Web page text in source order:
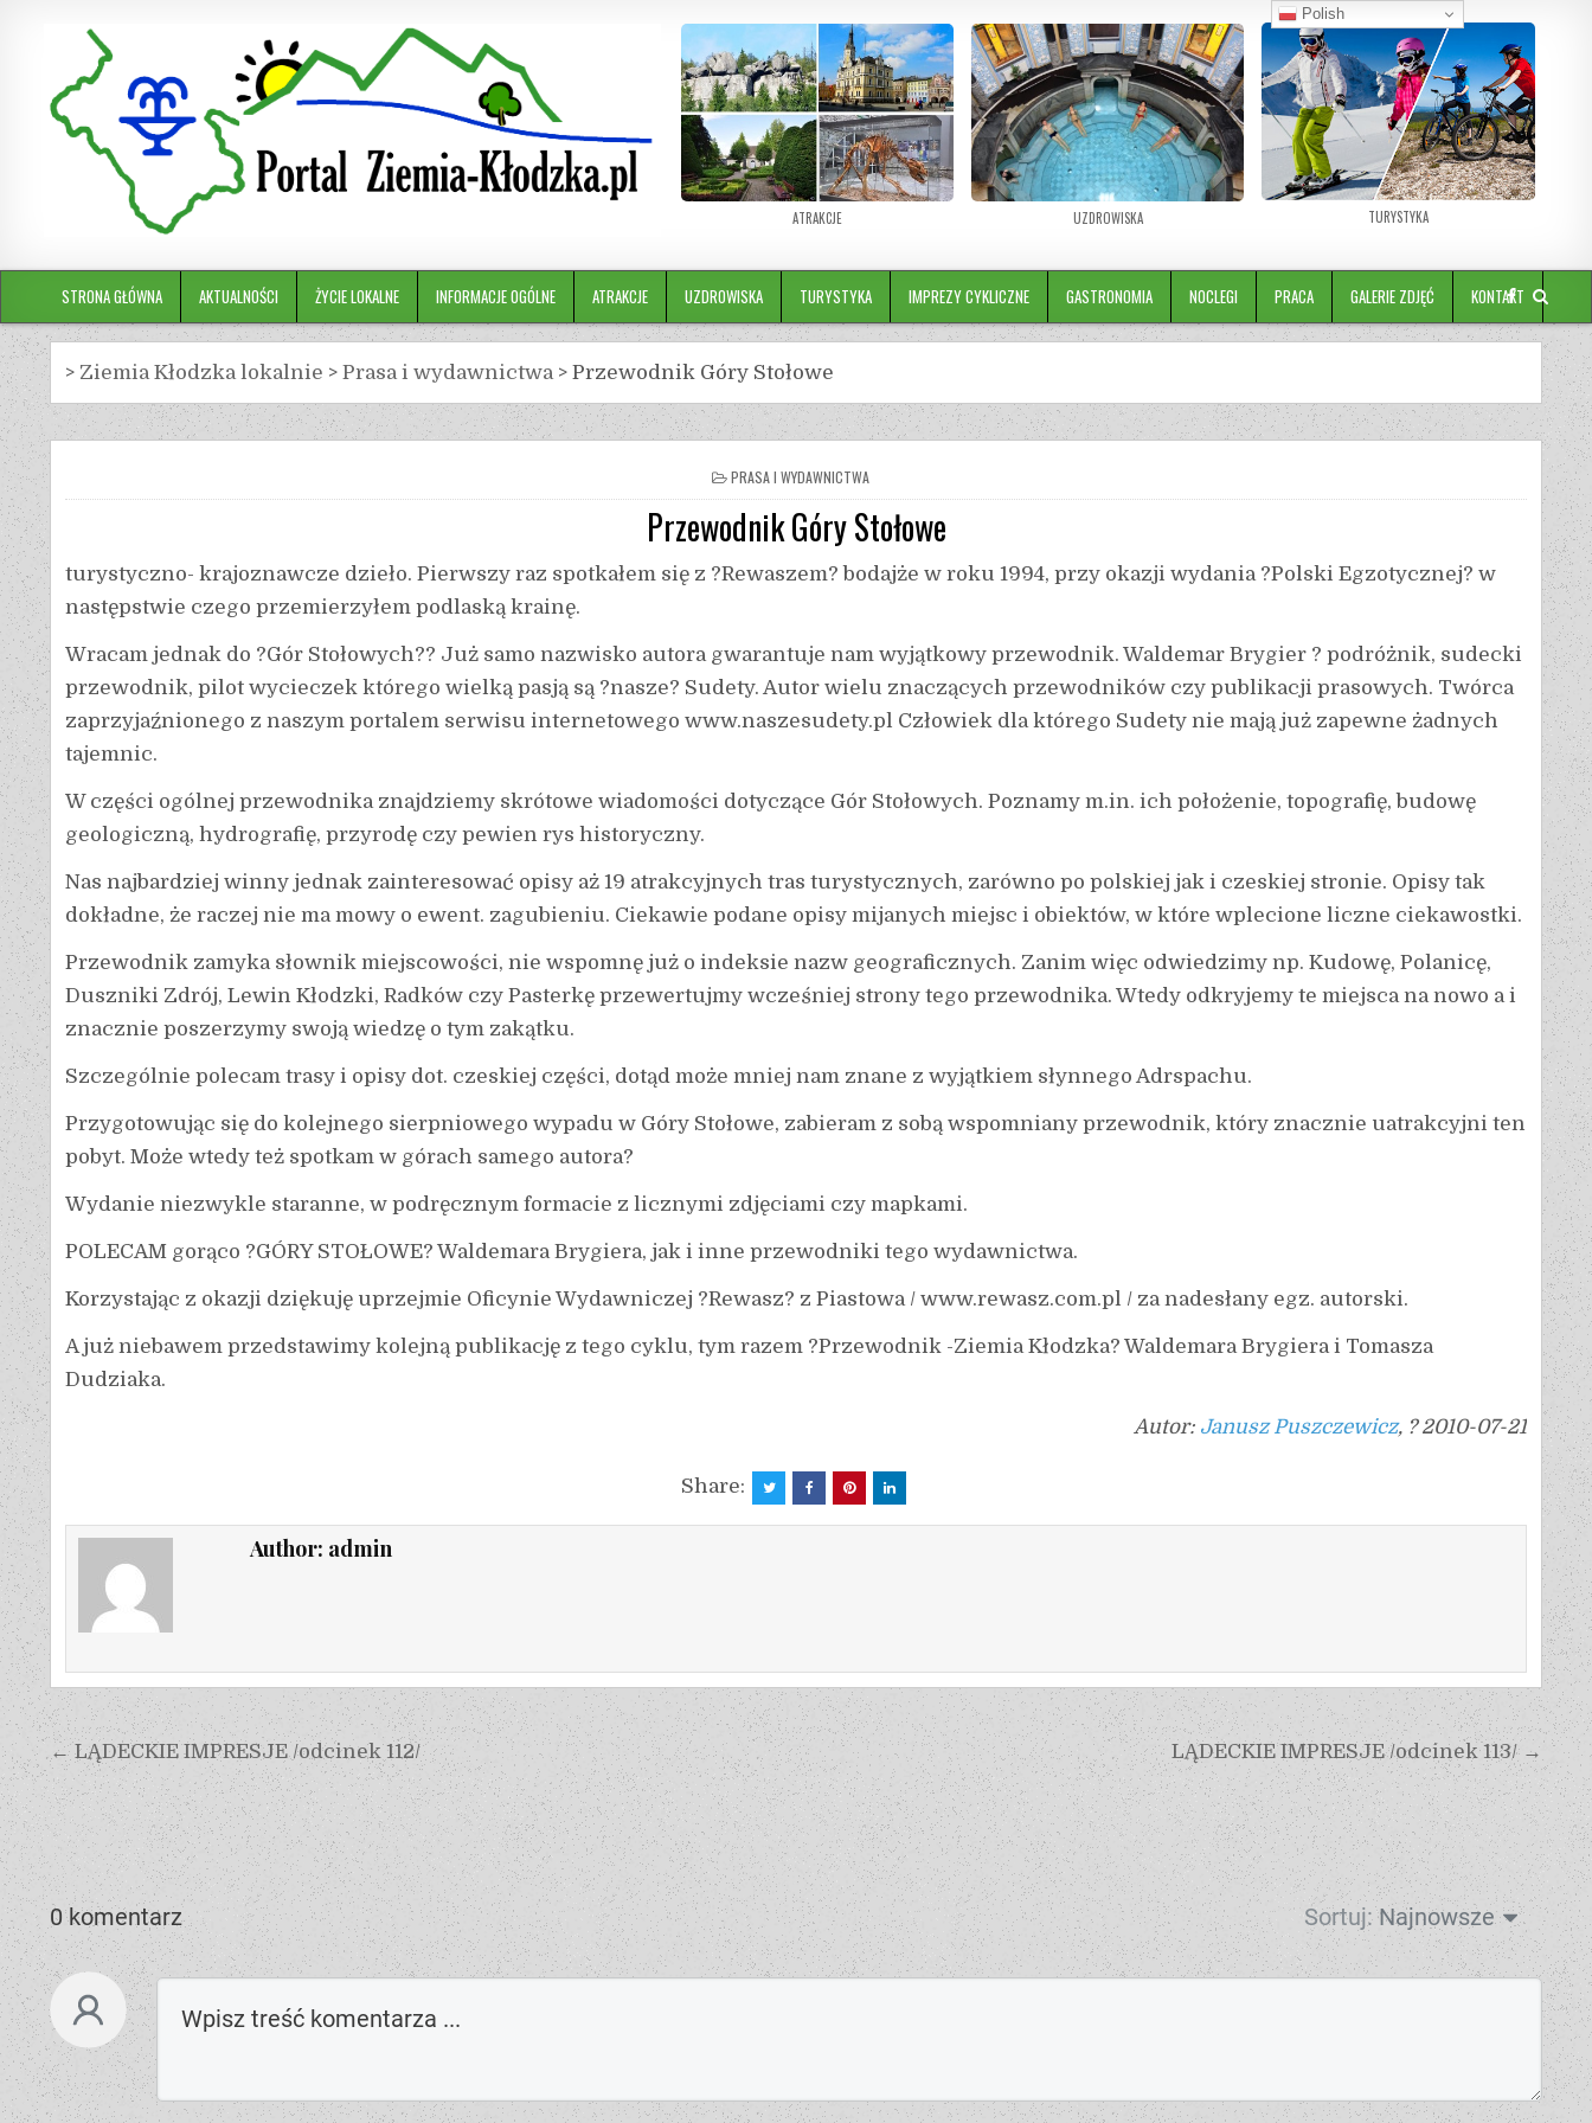
ATRAKCJE UZDROWISKA TURYSTYKA
STRONA GŁÓWNA AKTUALNOŚCI ŻYCIE LOKALNE INFORMACJE OGÓLNE ATRAKCJE UZDROWISKA TURYSTYKA IMPREZY CYKLICZNE GASTRONOMIA NOCLEGI PRACA GALERIE ZDJĘĆ KONTAKT
> Ziemia Kłodzka lokalnie > Prasa i wydawnictwa > Przewodnik Góry Stołowe
PRASA I WYDAWNICTWA
Przewodnik Góry Stołowe
turystyczno- krajoznawcze dzieło. Pierwszy raz spotkałem się z ?Rewaszem? bodajże w roku 1994, przy okazji wydania ?Polski Egzotycznej? w
następstwie czego przemierzyłem podlaską krainę.
Wracam jednak do ?Gór Stołowych?? Już samo nazwisko autora gwarantuje nam wyjątkowy przewodnik. Waldemar Brygier ? podróżnik, sudecki
przewodnik, pilot wycieczek którego wielką pasją są ?nasze? Sudety. Autor wielu znaczących przewodników czy publikacji prasowych. Twórca
zaprzyjaźnionego z naszym portalem serwisu internetowego www.naszesudety.pl Człowiek dla którego Sudety nie mają już zapewne żadnych
tajemnic.
W części ogólnej przewodnika znajdziemy skrótowe wiadomości dotyczące Gór Stołowych. Poznamy m.in. ich położenie, topografię, budowę
geologiczną, hydrografię, przyrodę czy pewien rys historyczny.
Nas najbardziej winny jednak zainteresować opisy aż 19 atrakcyjnych tras turystycznych, zarówno po polskiej jak i czeskiej stronie. Opisy tak
dokładne, że raczej nie ma mowy o ewent. zagubieniu. Ciekawie podane opisy mijanych miejsc i obiektów, w które wplecione liczne ciekawostki.
Przewodnik zamyka słownik miejscowości, nie wspomnę już o indeksie nazw geograficznych. Zanim więc odwiedzimy np. Kudowę, Polanicę,
Duszniki Zdrój, Lewin Kłodzki, Radków czy Pasterkę przewertujmy wcześniej strony tego przewodnika. Wtedy odkryjemy te miejsca na nowo a i
znacznie poszerzymy swoją wiedzę o tym zakątku.
Szczególnie polecam trasy i opisy dot. czeskiej części, dotąd może mniej nam znane z wyjątkiem słynnego Adrspachu.
Przygotowując się do kolejnego sierpniowego wypadu w Góry Stołowe, zabieram z sobą wspomniany przewodnik, który znacznie uatrakcyjni ten
pobyt. Może wtedy też spotkam w górach samego autora?
Wydanie niezwykle staranne, w podręcznym formacie z licznymi zdjęciami czy mapkami.
POLECAM gorąco ?GÓRY STOŁOWE? Waldemara Brygiera, jak i inne przewodniki tego wydawnictwa.
Korzystając z okazji dziękuję uprzejmie Oficynie Wydawniczej ?Rewasz? z Piastowa / www.rewasz.com.pl / za nadesłany egz. autorski.
A już niebawem przedstawimy kolejną publikację z tego cyklu, tym razem ?Przewodnik -Ziemia Kłodzka? Waldemara Brygiera i Tomasza
Dudziaka.
Autor: Janusz Puszczewicz, ? 2010-07-21
Share:
Author: admin
← LĄDECKIE IMPRESJE /odcinek 112/ LĄDECKIE IMPRESJE /odcinek 113/ →
0 komentarz Sortuj: Najnowsze
Polish